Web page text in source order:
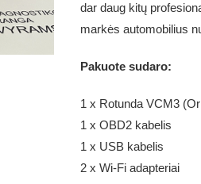
dar daug kitų
markės automobilius
Pakuote sudaro:
1 x Rotunda VCM3
1 x OBD2 kabelis
1 x USB kabelis
2 x Wi-Fi adapteriai